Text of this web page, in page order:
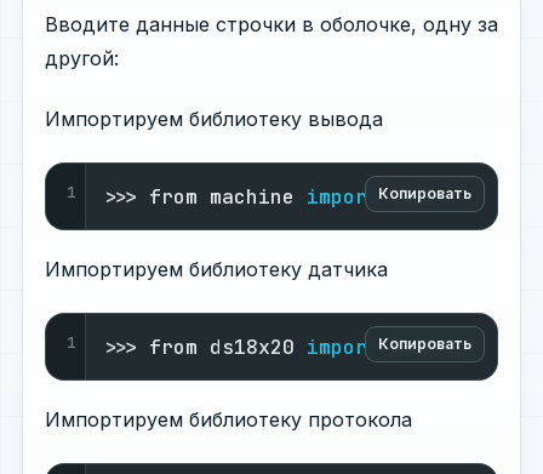
Вводите данные строчки в оболочке, одну за
другой:
Импортируем библиотеку вывода
Копировать
1 >>> from machine import Pin
Импортируем библиотеку датчика
Копировать
1 >>> from ds18x20 import DS18X20
Импортируем библиотеку протокола